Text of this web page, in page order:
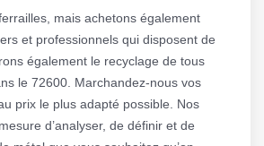
mais achetons également
et professionnels qui disposent de
également le recyclage de tous
le 72600. Marchandez-nous vos
prix le plus adapté possible. Nos
d’analyser, de définir et de